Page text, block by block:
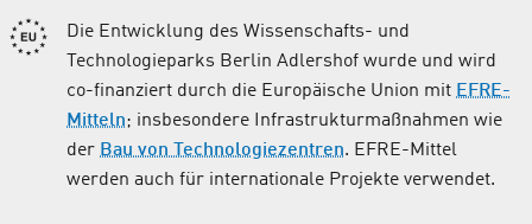
Die Entwicklung des Wissenschafts- und
Technologieparks Berlin Adlershof wurde und wird
co-finanziert durch die Europäische Union mit EFRE-
Mitteln; insbesondere Infrastrukturmaßnahmen wie
der Bau von Technologiezentren. EFRE-Mittel
werden auch für internationale Projekte verwendet.